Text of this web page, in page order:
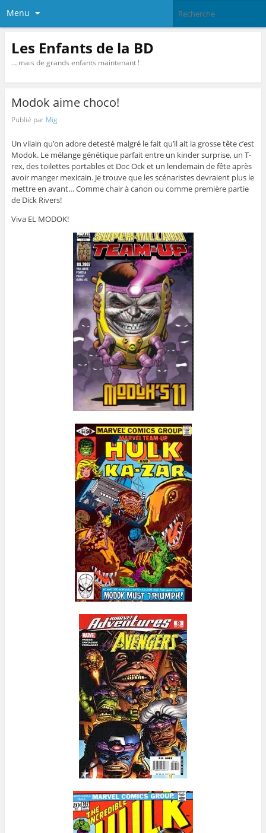
Menu
Les Enfants de la BD
… mais de grands enfants maintenant !
Modok aime choco!
Publié par Mig
Un vilain qu’on adore detesté malgré le fait qu’il ait la grosse tête c’est
Modok. Le mélange génétique parfait entre un kinder surprise, un T-
rex, des toilettes portables et Doc Ock et un lendemain de fête après
avoir manger mexicain. Je trouve que les scénaristes devraient plus le
mettre en avant… Comme chair à canon ou comme première partie
de Dick Rivers!
Viva EL MODOK!